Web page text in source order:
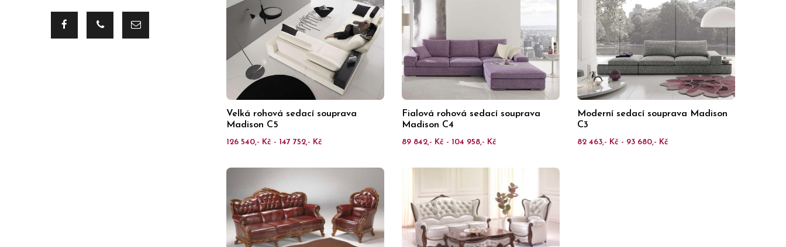
Velká rohová sedací souprava
Madison C5
126 540,- Kč - 147 752,- Kč
Fialová rohová sedací souprava
Madison C4
89 842,- Kč - 104 958,- Kč
Moderní sedací souprava Madison
C3
82 463,- Kč - 93 680,- Kč